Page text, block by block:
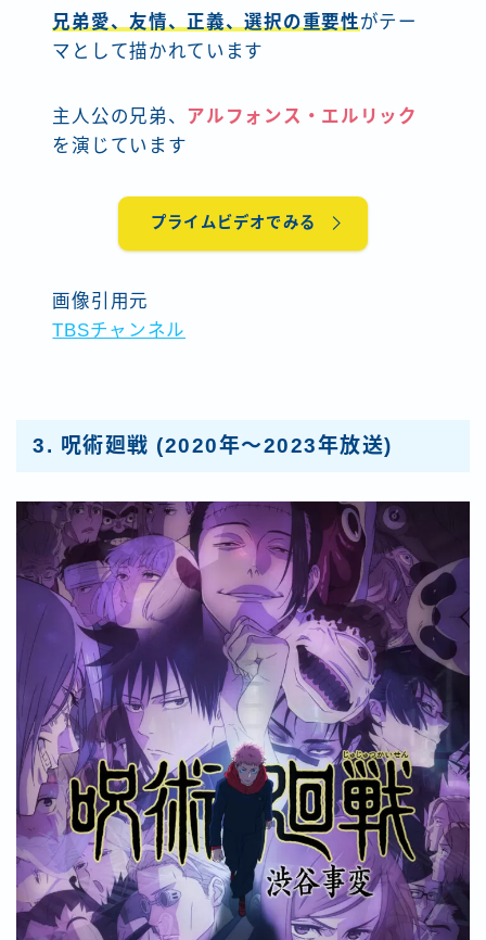
兄弟愛、友情、正義、選択の重要性がテー
マとして描かれています
主人公の兄弟、 アルフォンス・エルリック
を演じています
プライムビデオでみる
画像引用元
TBSチャンネル
3. 呪術廻戦 (2020年～2023年放送)